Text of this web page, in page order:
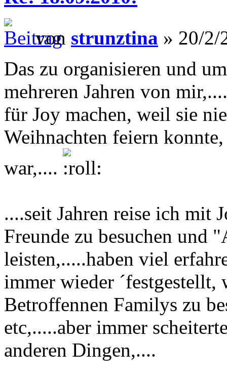
von strunztina » 20/2/
Das zu organisieren und
mehreren Jahren von
für Joy machen, weil sie
Weihnachten feiern
war,....
....seit Jahren reise ich mit
Freunde zu besuchen und
leisten,.....haben viel
immer wieder
Betroffennen Familys zu
etc,.....aber immer
anderen Dingen,....